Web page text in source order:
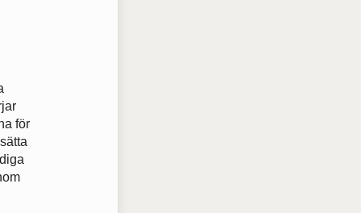
för